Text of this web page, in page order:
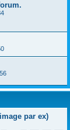
par ex)